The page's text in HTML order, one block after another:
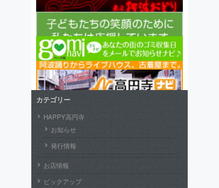
カテゴリー
HAPPY高円寺
お知らせ
発行情報
お店情報
ピックアップ